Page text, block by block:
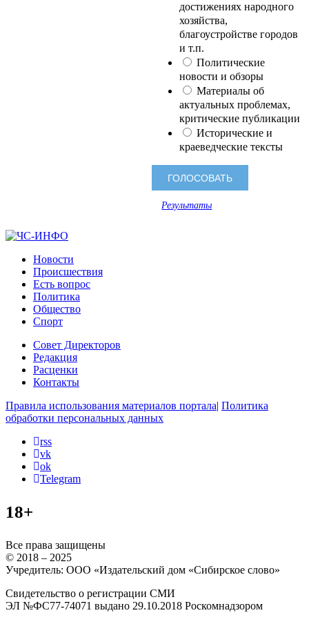
достижениях народного
хозяйства,
благоустройстве городов
и т.п.
Политические
новости и обзоры
Материалы об
актуальных проблемах,
критические публикации
Исторические и
краеведческие тексты
Результаты
Новости
Происшествия
Есть вопрос
Политика
Общество
Спорт
Совет Директоров
Редакция
Расценки
Контакты
Правила использования материалов портала| Политика
обработки персональных данных
rss
vk
ok
Telegram
18+
Все права защищены
© 2018 – 2025
Учредитель: ООО «Издательский дом «Сибирское слово»
Свидетельство о регистрации СМИ
ЭЛ №ФС77-74071 выдано 29.10.2018 Роскомнадзором